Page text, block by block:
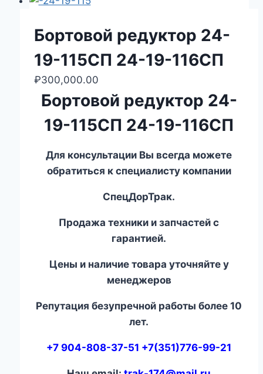
Бортовой редуктор 24-
19-115СП 24-19-116СП
₽300,000.00
Бортовой редуктор 24-
19-115СП 24-19-116СП
Для консультации Вы всегда можете
обратиться к специалисту компании
СпецДорТрак.
Продажа техники и запчастей с
гарантией.
Цены и наличие товара уточняйте у
менеджеров
Репутация безупречной работы более 10
лет.
+7 904-808-37-51 +7(351)776-99-21